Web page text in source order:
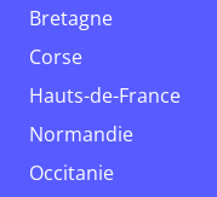
Bretagne
Corse
Hauts-de-France
Normandie
Occitanie